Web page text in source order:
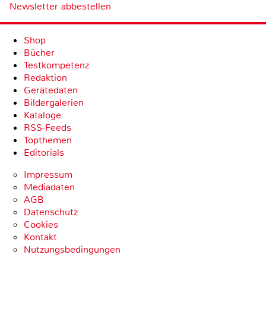
Newsletter abbestellen
Shop
Bücher
Testkompetenz
Redaktion
Gerätedaten
Bildergalerien
Kataloge
RSS-Feeds
Topthemen
Editorials
Impressum
Mediadaten
AGB
Datenschutz
Cookies
Kontakt
Nutzungsbedingungen